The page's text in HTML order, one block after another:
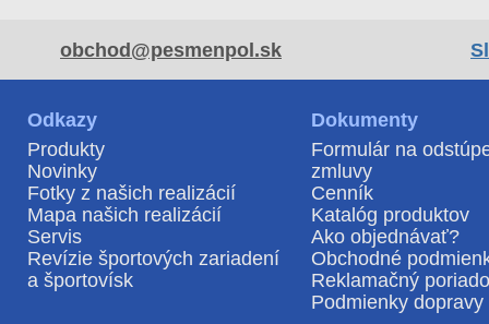
obchod@pesmenpol.sk
Odkazy
Produkty
Novinky
Fotky z našich realizácií
Mapa našich realizácií
Servis
Revízie športových zariadení
a športovísk
Dokumenty
Formulár na
zmluvy
Cenník
Katalóg produktov
Ako objednávať?
Obchodné
Reklamačný
Podmienky dopravy